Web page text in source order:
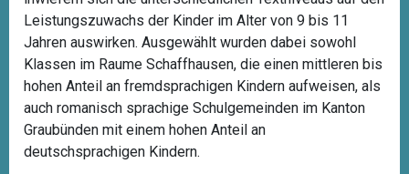
Leistungszuwachs der Kinder im Alter von 9 bis 11
Jahren auswirken. Ausgewählt wurden dabei sowohl
Klassen im Raume Schaffhausen, die einen mittleren bis
hohen Anteil an fremdsprachigen Kindern aufweisen, als
auch romanisch sprachige Schulgemeinden im Kanton
Graubünden mit einem hohen Anteil an
deutschsprachigen Kindern.